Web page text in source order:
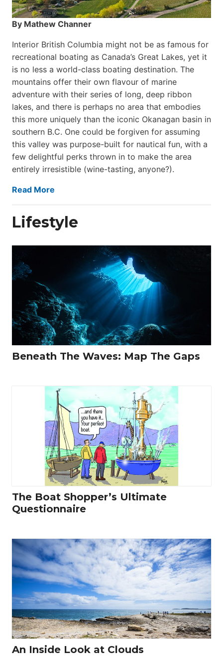
By Mathew Channer
Interior British Columbia might not be as famous for
recreational boating as Canada’s Great Lakes, yet it
is no less a world-class boat­ing destination. The
mountains offer their own flavour of marine
adventure with their series of long, deep ribbon
lakes, and there is perhaps no area that embodies
this more uniquely than the iconic Okanagan basin in
southern B.C. One could be forgiven for assuming
this valley was purpose-built for nautical fun, with a
few delightful perks thrown in to make the area
entirely irresistible (wine-tasting, anyone?).
Read More
Lifestyle
Beneath The Waves: Map The Gaps
The Boat Shopper’s Ultimate
Questionnaire
An Inside Look at Clouds